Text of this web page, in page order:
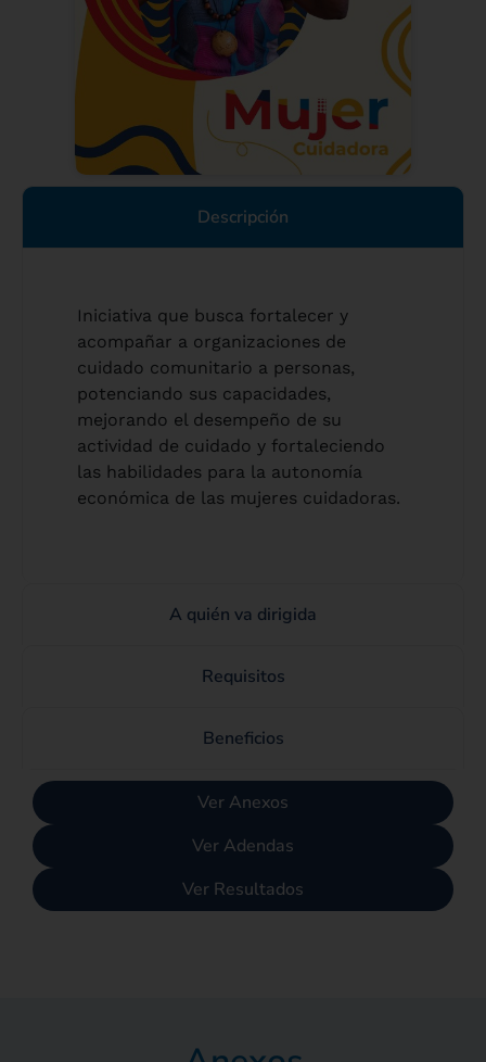
Descripción
Iniciativa que busca fortalecer y
acompañar a organizaciones de
cuidado comunitario a personas,
potenciando sus capacidades,
mejorando el desempeño de su
actividad de cuidado y fortaleciendo
las habilidades para la autonomía
económica de las mujeres cuidadoras.
A quién va dirigida
Requisitos
Beneficios
Ver Anexos
Ver Adendas
Ver Resultados